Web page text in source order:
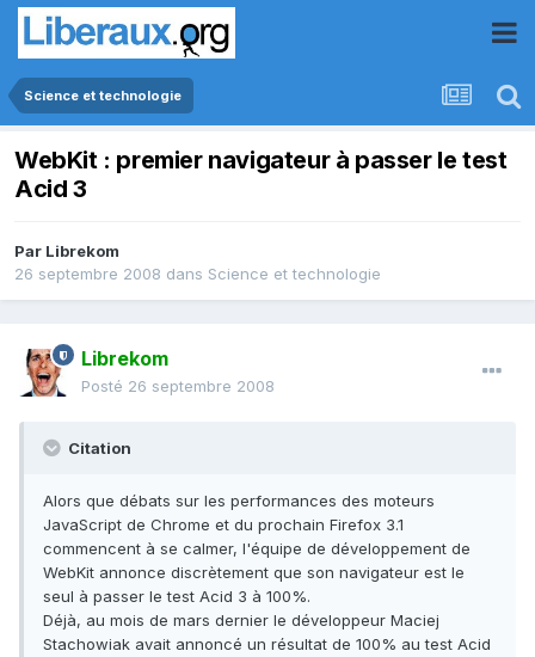
Science et technologie
WebKit : premier navigateur à passer le test
Acid 3
Par Librekom
26 septembre 2008 dans Science et technologie
Librekom
Posté 26 septembre 2008
Citation
Alors que débats sur les performances des moteurs
JavaScript de Chrome et du prochain Firefox 3.1
commencent à se calmer, l'équipe de développement de
WebKit annonce discrètement que son navigateur est le
seul à passer le test Acid 3 à 100%.
Déjà, au mois de mars dernier le développeur Maciej
Stachowiak avait annoncé un résultat de 100% au test Acid